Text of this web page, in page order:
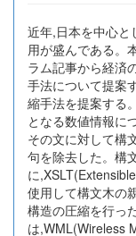
近年,日本を中心と
用が盛んである。
ラム記事から経済
手法について提案
縮手法を提案する
となる数値情報に
その文に対して構
句を除去した。構
に
使用して構文木の
構造の圧縮を行っ
は,WML(Wireless